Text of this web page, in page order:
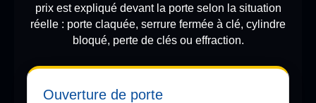
prix est expliqué devant la porte selon la situation
réelle : porte claquée, serrure fermée à clé, cylindre
bloqué, perte de clés ou effraction.
Ouverture de porte